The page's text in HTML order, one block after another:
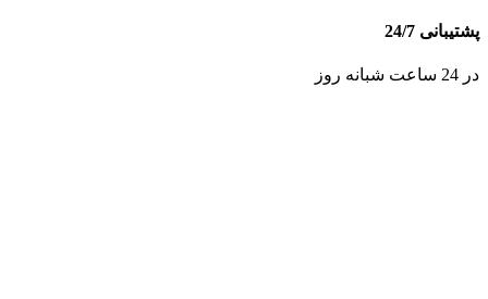
پشتیبانی 24/7
در 24 ساعت شبانه روز